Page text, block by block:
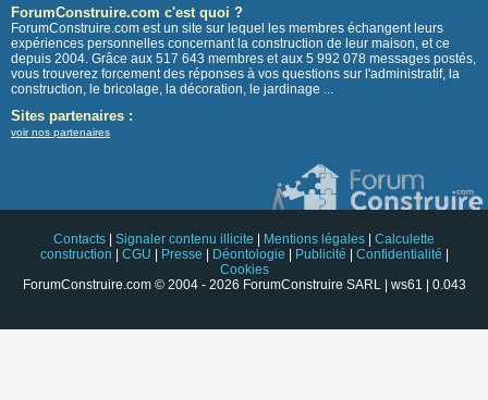
ForumConstruire.com c'est quoi ?
ForumConstruire.com est un site sur lequel les membres échangent leurs
expériences personnelles concernant la construction de leur maison, et ce
depuis 2004. Grâce aux 517 643 membres et aux 5 992 078 messages postés,
vous trouverez forcement des réponses à vos questions sur l'administratif, la
construction, le bricolage, la décoration, le jardinage ...
Sites partenaires :
voir nos partenaires
Contacts Signaler contenu illicite Mentions légales
Calculette
construction
CGU Presse Déontologie Publicité Confidentialité
Cookies
ForumConstruire.com © 2004 - 2026 ForumConstruire SARL | ws61 | 0.043